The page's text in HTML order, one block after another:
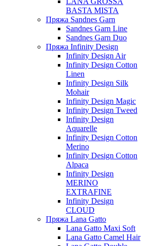
BASTA MISTA
Пряжа Sandnes Garn
Sandnes Garn Line
Sandnes Garn Duo
Пряжа Infinity Design
Infinity Design Air
Infinity Design Cotton
Linen
Infinity Design Silk
Mohair
Infinity Design Magic
Infinity Design Tweed
Infinity Design
Aquarelle
Infinity Design Cotton
Merino
Infinity Design Cotton
Alpaca
Infinity Design
MERINO
EXTRAFINE
Infinity Design
CLOUD
Пряжа Lana Gatto
Lana Gatto Maxi Soft
Lana Gatto Camel Hair